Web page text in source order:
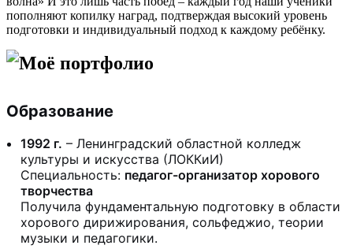
пополняют копилку наград, подтверждая высокий уровень
подготовки и индивидуальный подход к каждому ребёнку.
Моё портфолио
Образование
1992 г. – Ленинградский областной колледж
культуры и искусства (ЛОККиИ)
Специальность: педагог-организатор хорового
творчества
Получила фундаментальную подготовку в области
хорового дирижирования, сольфеджио, теории
музыки и педагогики.